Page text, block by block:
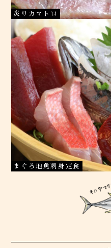
炙りカマトロ
まぐろ地魚刺身定食